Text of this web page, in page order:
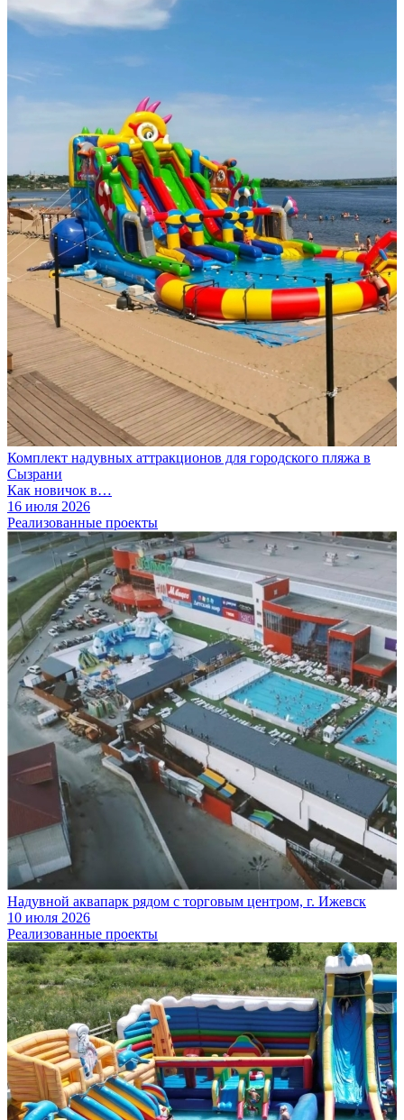
Комплект надувных аттракционов для городского пляжа в
Сызрани
Как новичок в…
16 июля 2026
Реализованные проекты
Надувной аквапарк рядом с торговым центром, г. Ижевск
10 июля 2026
Реализованные проекты